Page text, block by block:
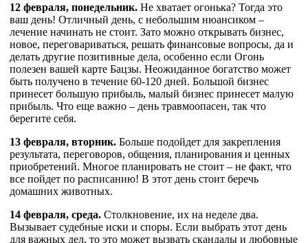
12 февраля, понедельник. Не хватает огонька? Тогда это
ваш день! Отличный день, с небольшим нюансиком –
лечение начинать не стоит. Зато можно открывать бизнес,
новое, переговариваться, решать финансовые вопросы, да и
делать другие позитивные дела, особенно если Огонь
полезен вашей карте Бацзы. Неожиданное богатство может
быть получено в течение 60-120 дней. Большой бизнес
принесет большую прибыль, малый бизнес принесет малую
прибыль. Что еще важно – день травмоопасен, так что
берегите себя.
13 февраля, вторник. Больше подойдет для закрепления
результата, переговоров, общения, планирования и ценных
приобретений. Многое планировать не стоит – не факт, что
все пойдет по расписанию! В этот день стоит беречь
домашних животных.
14 февраля, среда. Столкновение, их на неделе два.
Вызывает судебные иски и споры. Если выбрать этот день
для важных дел, то это может вызвать скандалы и любовные